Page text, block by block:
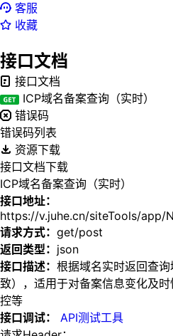
客服
收藏
接口文档
接口文档
ICP域名备案查询（实时）
错误码
错误码列表
资源下载
接口文档下载
ICP域名备案查询（实时）
接口地址：
https://v.juhe.cn/siteTools/app/
请求方式： get/post
返回类型： json
接口描述： 根据域名实时返回查
致），适用于对备案信息变化及
控等
接口调试：
API测试工具